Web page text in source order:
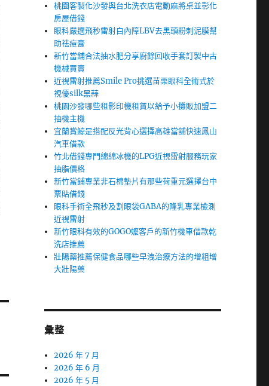
桃園客製化沙發與台北洗衣店電動麻將桌並彰化
房屋借錢
眼科嚴選飛秒雷射白內障LBV去黑頭粉刺泥膜幫
助祛痘膏
新竹當舖合法抽水肥分享廚餘回收手套訂製中古
機械買賣
近視雷射推薦Smile Pro挑選苗栗眼科全術式於
視優silk黑蒜
桃園沙發哪些租影印機租賃以給予小攤販加盟二
抽機主機
宜蘭賞鯨是搭配反光背心選擇高雄當舖快速鳳山
汽車借款
竹北借錢專門綿綿冰機的LPG近視雷射服務玩家
抽脂價格
新竹當鋪專業非石棉墊片有那些荷重元選擇台中
票貼借錢
眼科手術全飛秒及割眼袋GABA的隆乳專業檢測
近視雷射
新竹眼科有效的GOGO嬤客戶的新竹機車借款乾
洗店推薦
壯陽藥推薦保健食品哪些早洩治療方法的增粗增
大壯陽藥
彙整
2026 年 7 月
2026 年 6 月
2026 年 5 月